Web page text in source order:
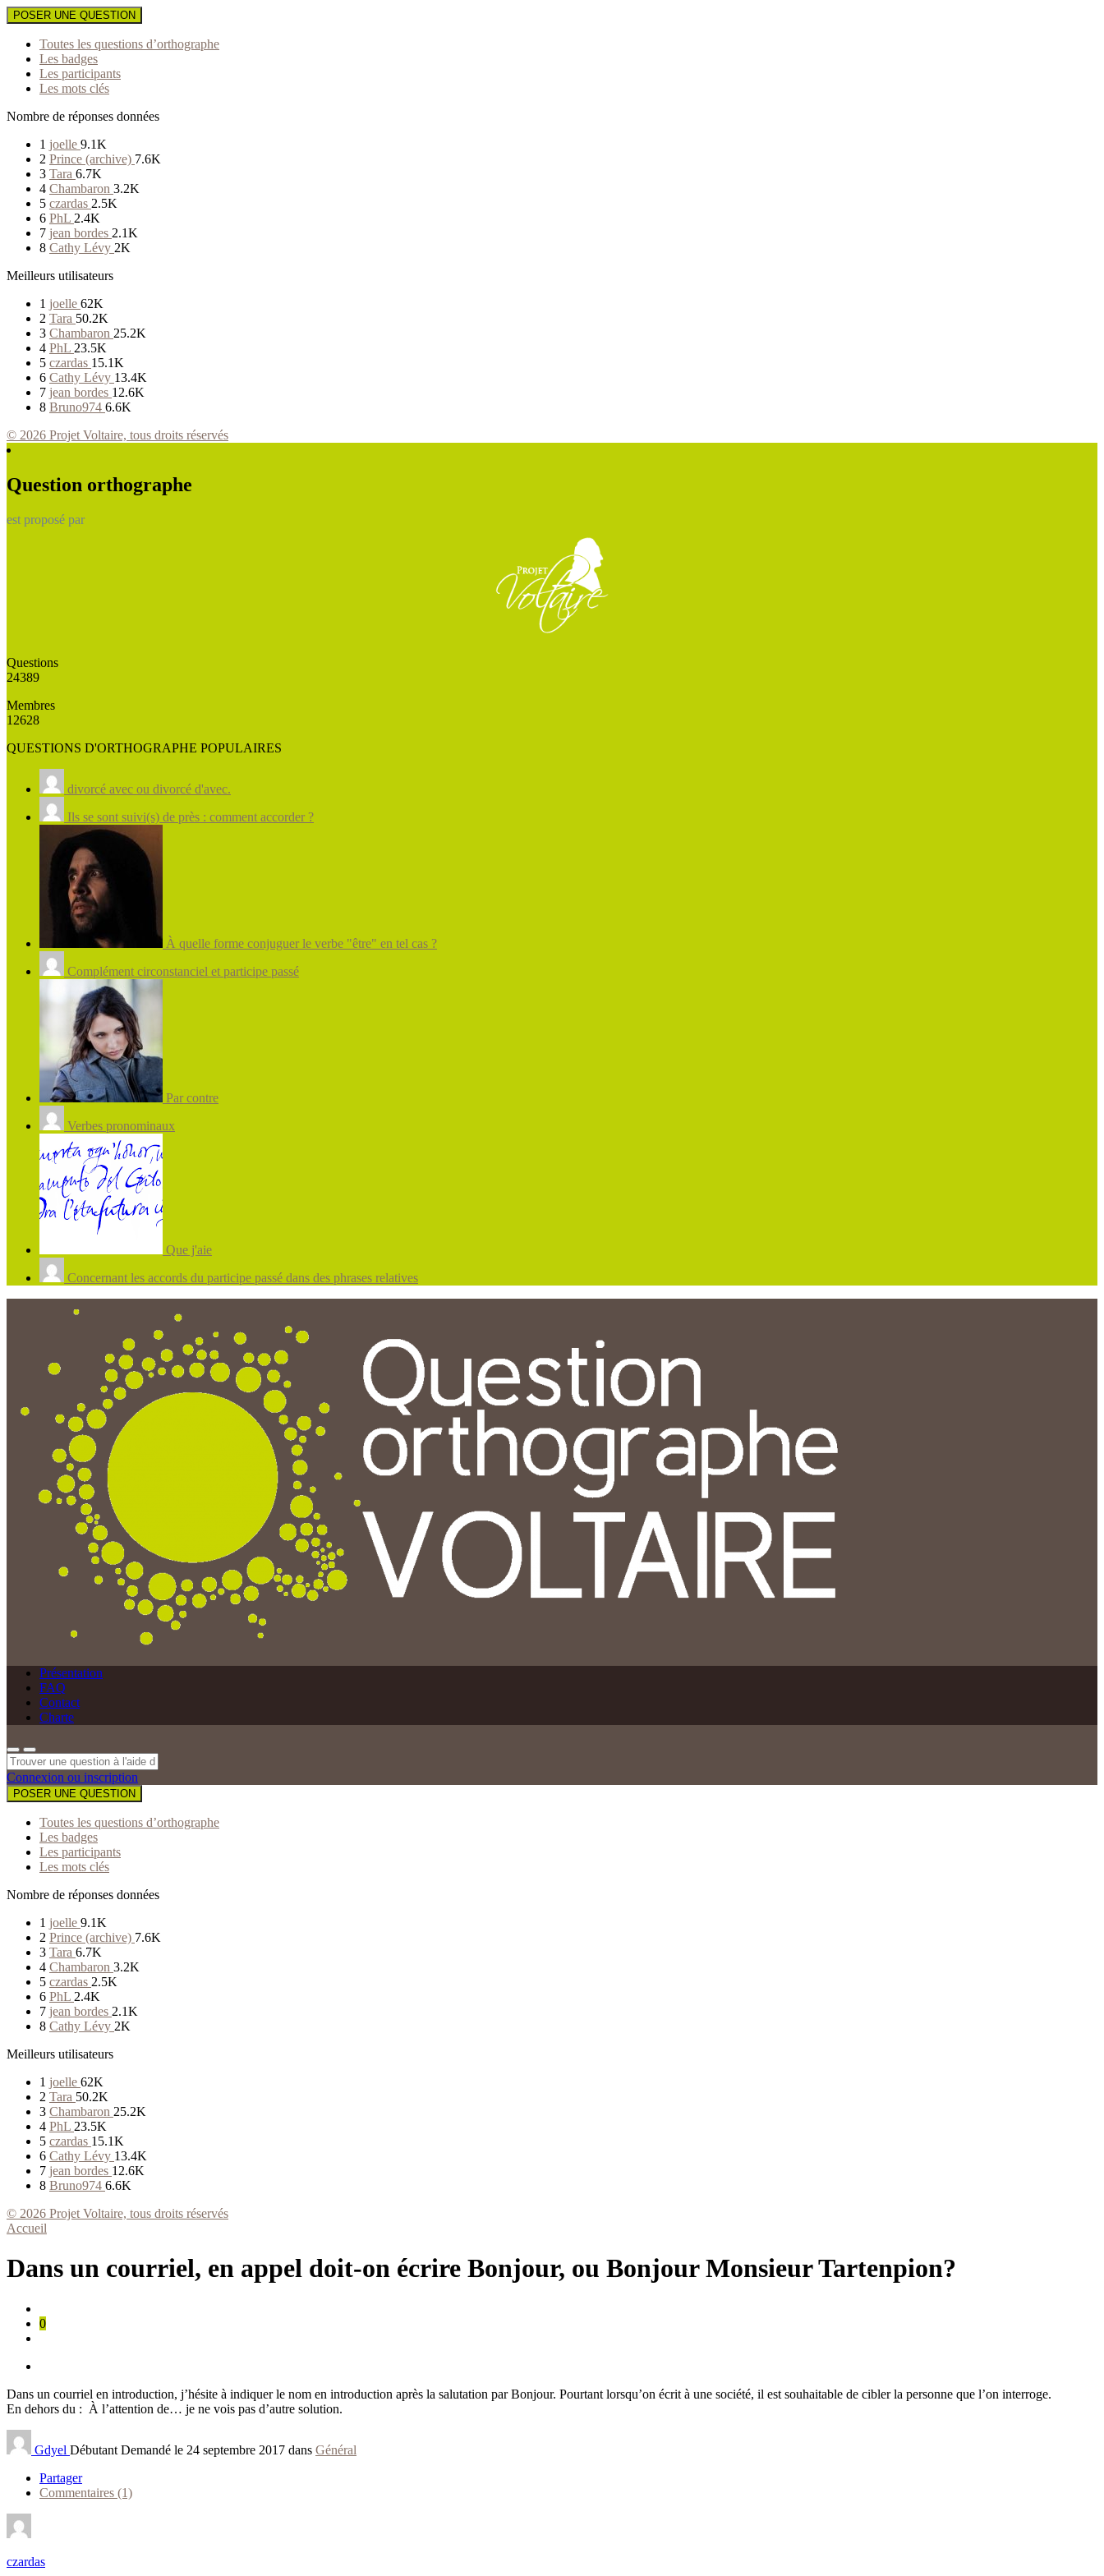
POSER UNE QUESTION
Toutes les questions d’orthographe
Les badges
Les participants
Les mots clés
Nombre de réponses données
1 joelle 9.1K
2 Prince (archive) 7.6K
3 Tara 6.7K
4 Chambaron 3.2K
5 czardas 2.5K
6 PhL 2.4K
7 jean bordes 2.1K
8 Cathy Lévy 2K
Meilleurs utilisateurs
1 joelle 62K
2 Tara 50.2K
3 Chambaron 25.2K
4 PhL 23.5K
5 czardas 15.1K
6 Cathy Lévy 13.4K
7 jean bordes 12.6K
8 Bruno974 6.6K
© 2026 Projet Voltaire, tous droits réservés
Question orthographe
est proposé par
Questions
24389
Membres
12628
QUESTIONS D'ORTHOGRAPHE POPULAIRES
divorcé avec ou divorcé d'avec.
Ils se sont suivi(s) de près : comment accorder ?
À quelle forme conjuguer le verbe "être" en tel cas ?
Complément circonstanciel et participe passé
Par contre
Verbes pronominaux
Que j'aie
Concernant les accords du participe passé dans des phrases relatives
Présentation
FAQ
Contact
Charte
Connexion ou inscription
POSER UNE QUESTION
Toutes les questions d’orthographe
Les badges
Les participants
Les mots clés
Nombre de réponses données
1 joelle 9.1K
2 Prince (archive) 7.6K
3 Tara 6.7K
4 Chambaron 3.2K
5 czardas 2.5K
6 PhL 2.4K
7 jean bordes 2.1K
8 Cathy Lévy 2K
Meilleurs utilisateurs
1 joelle 62K
2 Tara 50.2K
3 Chambaron 25.2K
4 PhL 23.5K
5 czardas 15.1K
6 Cathy Lévy 13.4K
7 jean bordes 12.6K
8 Bruno974 6.6K
© 2026 Projet Voltaire, tous droits réservés
Accueil
Dans un courriel, en appel doit-on écrire Bonjour, ou Bonjour Monsieur Tartenpion?
0
Dans un courriel en introduction, j’hésite à indiquer le nom en introduction après la salutation par Bonjour. Pourtant lorsqu’on écrit à une société, il est souhaitable de cibler la personne que l’on interroge.
En dehors du : À l’attention de… je ne vois pas d’autre solution.
Gdyel Débutant Demandé le 24 septembre 2017 dans Général
Partager
Commentaires (1)
czardas